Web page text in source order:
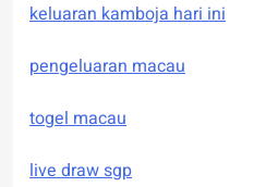
keluaran kamboja hari ini
pengeluaran macau
togel macau
live draw sgp